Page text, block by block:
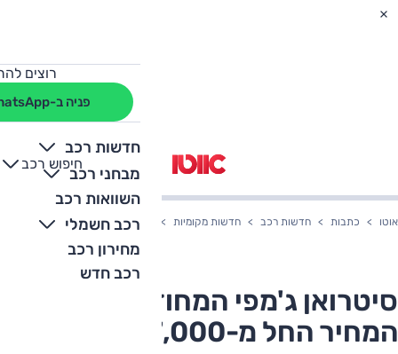
רוצים
פניה ב-WhatsApp
חדשות רכב
מבחני רכב
השוואות רכב
רכב חשמלי
מחירון רכב
רכב חדש
חיפוש רכב
+
-
אוטו כתבות חדשות רכב חדשות מקומיות סיטרואן ג'מפי המחודש בארץ – המחיר החל מ-
סיטרואן ג'מפי המחודש בארץ –
המחיר החל מ-267,000 שקלים